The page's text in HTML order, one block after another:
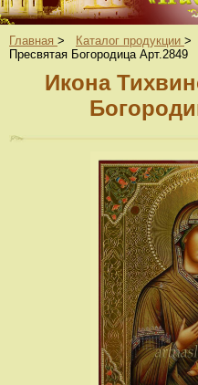
Главная > Каталог продукции >
Пресвятая Богородица Арт.2849
Икона